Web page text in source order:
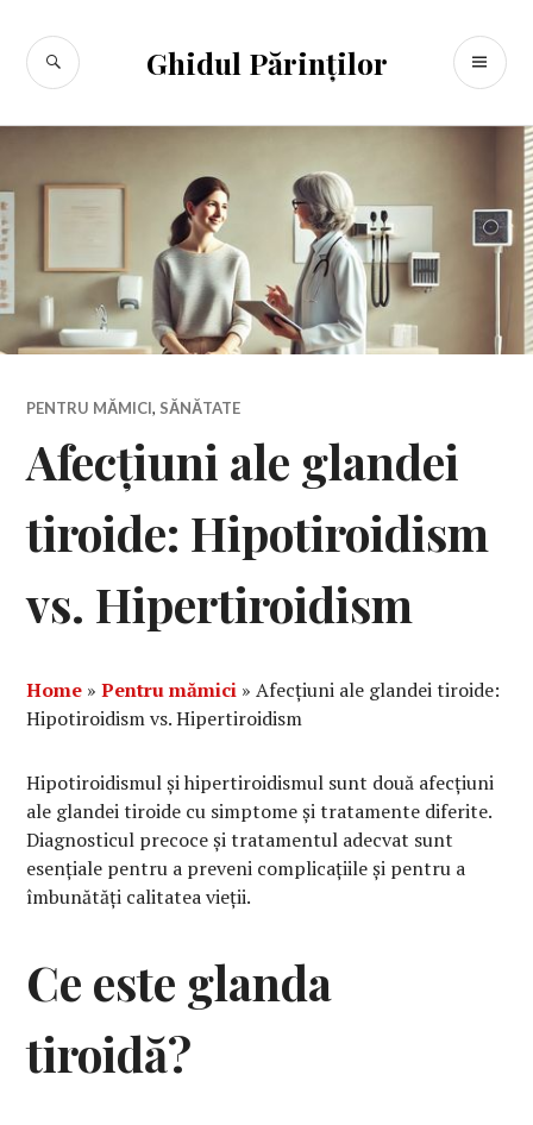
conținut
Ghidul Părinților
CĂUTARE
PENTRU MĂMICI, SĂNĂTATE
Afecțiuni ale glandei
tiroide: Hipotiroidism
vs. Hipertiroidism
Home »Pentru mămici »Afecțiuni ale glandei tiroide:
Hipotiroidism vs. Hipertiroidism
Hipotiroidismul și hipertiroidismul sunt două afecțiuni
ale glandei tiroide cu simptome și tratamente diferite.
Diagnosticul precoce și tratamentul adecvat sunt
esențiale pentru a preveni complicațiile și pentru a
îmbunătăți calitatea vieții.
Ce este glanda
tiroidă?